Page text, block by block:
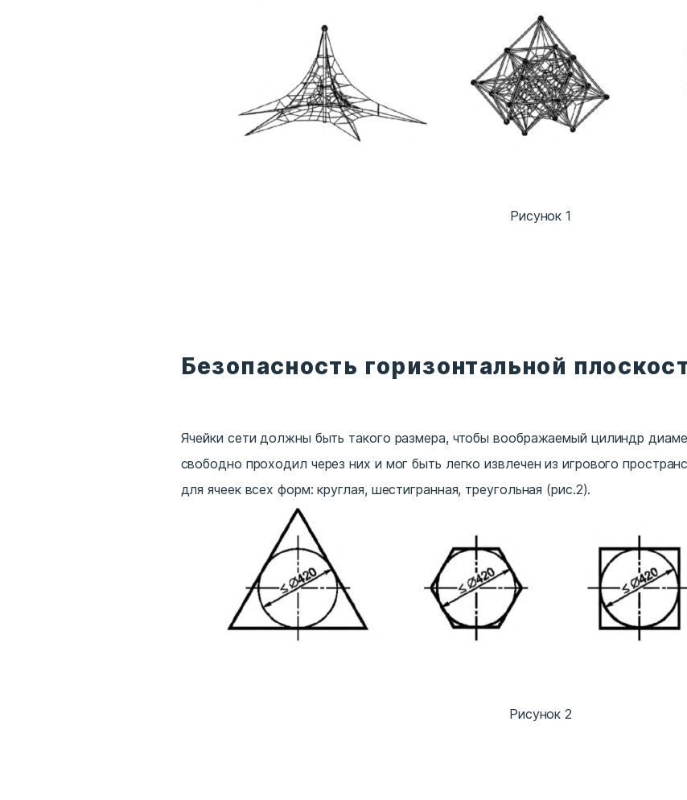
Рисунок 1
Безопасность горизонтальной
Ячейки сети должны быть такого размера, чтобы воображаемый цилиндр
свободно проходил через них и мог быть легко извлечен из игрового
для ячеек всех форм: круглая, шестигранная, треугольная (рис.2).
Рисунок 2